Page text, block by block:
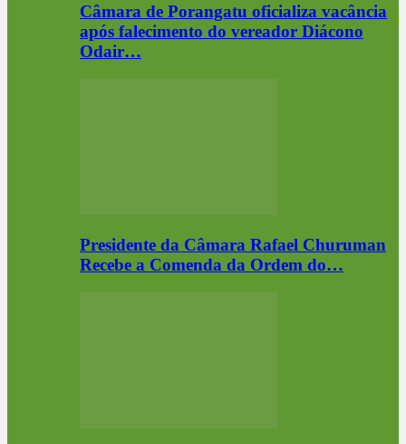
Câmara de Porangatu oficializa vacância
após falecimento do vereador Diácono
Odair…
Presidente da Câmara Rafael Churuman
Recebe a Comenda da Ordem do…